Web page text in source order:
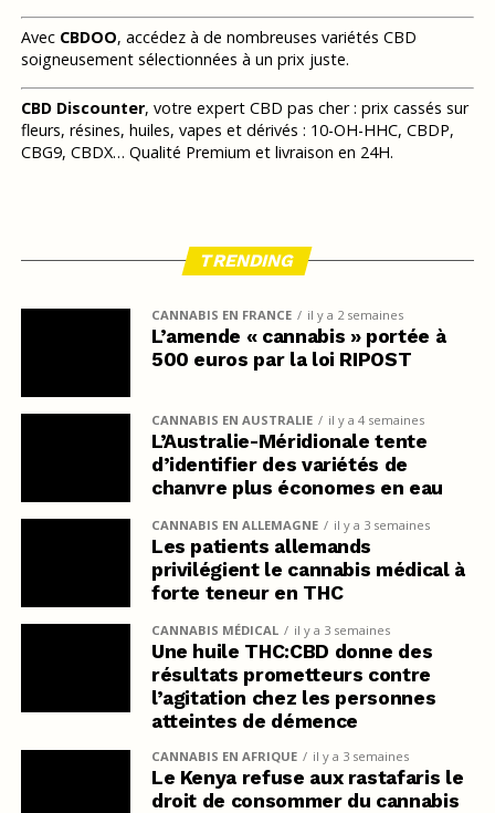
Avec CBDOO, accédez à de nombreuses variétés CBD
soigneusement sélectionnées à un prix juste.
CBD Discounter, votre expert CBD pas cher : prix cassés sur
fleurs, résines, huiles, vapes et dérivés : 10-OH-HHC, CBDP,
CBG9, CBDX… Qualité Premium et livraison en 24H.
TRENDING
CANNABIS EN FRANCE il y a 2 semaines
L’amende « cannabis » portée à
500 euros par la loi RIPOST
CANNABIS EN AUSTRALIE il y a 4 semaines
L’Australie-Méridionale tente
d’identifier des variétés de
chanvre plus économes en eau
CANNABIS EN ALLEMAGNE il y a 3 semaines
Les patients allemands
privilégient le cannabis médical à
forte teneur en THC
CANNABIS MÉDICAL il y a 3 semaines
Une huile THC:CBD donne des
résultats prometteurs contre
l’agitation chez les personnes
atteintes de démence
CANNABIS EN AFRIQUE il y a 3 semaines
Le Kenya refuse aux rastafaris le
droit de consommer du cannabis